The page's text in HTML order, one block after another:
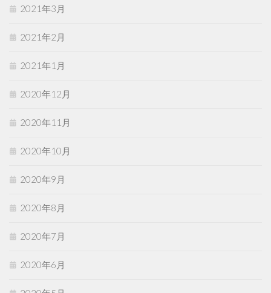
2021年3月
2021年2月
2021年1月
2020年12月
2020年11月
2020年10月
2020年9月
2020年8月
2020年7月
2020年6月